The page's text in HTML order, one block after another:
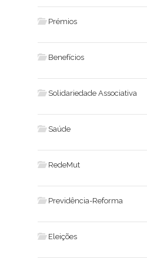
Prémios
Benefícios
Solidariedade Associativa
Saúde
RedeMut
Previdência-Reforma
Eleições